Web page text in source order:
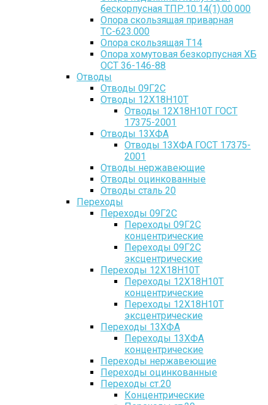
бескорпусная ТПР.10.14(1).00.000
Опора скользящая приварная
ТС-623.000
Опора скользящая Т14
Опора хомутовая безкорпусная ХБ
ОСТ 36-146-88
Отводы
Отводы 09Г2С
Отводы 12Х18Н10Т
Отводы 12Х18Н10Т ГОСТ
17375-2001
Отводы 13ХФА
Отводы 13ХФА ГОСТ 17375-
2001
Отводы нержавеющие
Отводы оцинкованные
Отводы сталь 20
Переходы
Переходы 09Г2С
Переходы 09Г2С
концентрические
Переходы 09Г2С
эксцентрические
Переходы 12Х18Н10Т
Переходы 12Х18Н10Т
концентрические
Переходы 12Х18Н10Т
эксцентрические
Переходы 13ХФА
Переходы 13ХФА
концентрические
Переходы нержавеющие
Переходы оцинкованные
Переходы ст.20
Концентрические